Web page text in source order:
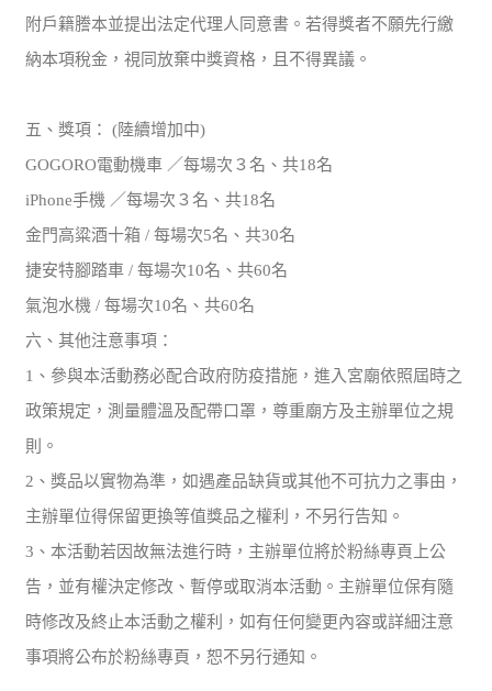
附戶籍謄本並提出法定代理人同意書。若得獎者不願先行繳
納本項稅金，視同放棄中獎資格，且不得異議。
五、獎項： (陸續增加中)
GOGORO電動機車 ／每場次３名、共18名
iPhone手機 ／每場次３名、共18名
金門高粱酒十箱 / 每場次5名、共30名
捷安特腳踏車 / 每場次10名、共60名
氣泡水機 / 每場次10名、共60名
六、其他注意事項：
1、參與本活動務必配合政府防疫措施，進入宮廟依照屆時之
政策規定，測量體溫及配帶口罩，尊重廟方及主辦單位之規
則。
2、獎品以實物為準，如遇產品缺貨或其他不可抗力之事由，
主辦單位得保留更換等值獎品之權利，不另行告知。
3、本活動若因故無法進行時，主辦單位將於粉絲專頁上公
告，並有權決定修改、暫停或取消本活動。主辦單位保有隨
時修改及終止本活動之權利，如有任何變更內容或詳細注意
事項將公布於粉絲專頁，恕不另行通知。